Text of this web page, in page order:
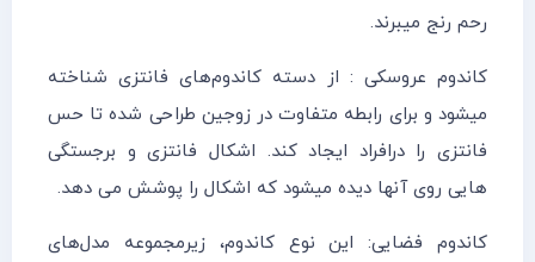
رحم رنج میبرند.
کاندوم عروسکی : از دسته کاندوم‌های فانتزی شناخته
میشود و برای رابطه متفاوت در زوجین طراحی شده تا حس
فانتزی را در‌افراد ایجاد کند. اشکال فانتزی و برجستگی
هایی روی آنها دیده میشود که اشکال را پوشش می دهد.
کاندوم فضایی: این نوع کاندوم، زیرمجموعه مدل‌های